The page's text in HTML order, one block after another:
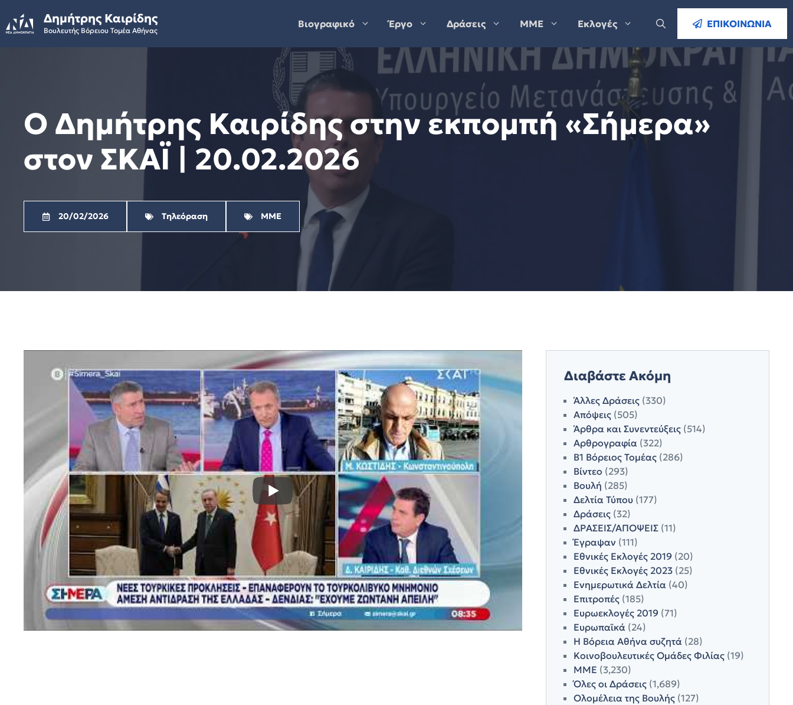
to
content
Δημήτρης Καιρίδης
Βουλευτής Βόρειου Τομέα Αθήνας
Βιογραφικό Έργο Δράσεις ΜΜΕ Εκλογές ΕΠΙΚΟΙΝΩΝΙΑ
Ο Δημήτρης Καιρίδης στην εκπομπή «Σήμερα»
στον ΣΚΑΪ | 20.02.2026
20/02/2026 Τηλεόραση ΜΜΕ
Διαβάστε Ακόμη
Άλλες Δράσεις(330)
Απόψεις(505)
Άρθρα και Συνεντεύξεις(514)
Αρθρογραφία(322)
Β1 Βόρειος Τομέας(286)
Βίντεο (293)
Βουλή (285)
Δελτία Τύπου(177)
Δράσεις(32)
ΔΡΑΣΕΙΣ/ΑΠΟΨΕΙΣ(11)
Έγραψαν (111)
Εθνικές Εκλογές 2019 (20)
Εθνικές Εκλογές 2023(25)
Ενημερωτικά Δελτία(40)
Επιτροπές(185)
Ευρωεκλογές 2019 (71)
Ευρωπαϊκά(24)
Η Βόρεια Αθήνα συζητά(28)
Κοινοβουλευτικές Ομάδες Φιλίας(19)
ΜΜΕ (3,230)
Όλες οι Δράσεις(1,689)
Ολομέλεια της Βουλής(127)